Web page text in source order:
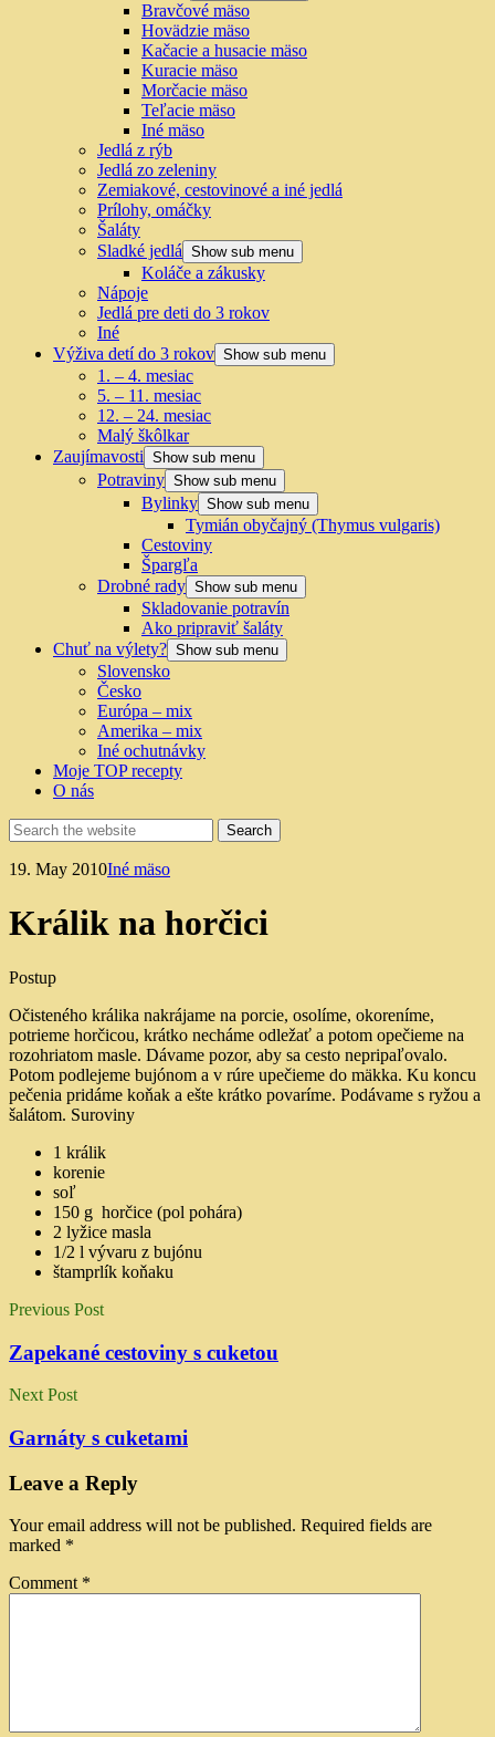
Bravčové mäso
Hovädzie mäso
Kačacie a husacie mäso
Kuracie mäso
Morčacie mäso
Teľacie mäso
Iné mäso
Jedlá z rýb
Jedlá zo zeleniny
Zemiakové, cestovinové a iné jedlá
Prílohy, omáčky
Šaláty
Sladké jedlá Show sub menu
Koláče a zákusky
Nápoje
Jedlá pre deti do 3 rokov
Iné
Výživa detí do 3 rokov Show sub menu
1. – 4. mesiac
5. – 11. mesiac
12. – 24. mesiac
Malý škôlkar
Zaujímavosti Show sub menu
Potraviny Show sub menu
Bylinky Show sub menu
Tymián obyčajný (Thymus vulgaris)
Cestoviny
Špargľa
Drobné rady Show sub menu
Skladovanie potravín
Ako pripraviť šaláty
Chuť na výlety? Show sub menu
Slovensko
Česko
Európa – mix
Amerika – mix
Iné ochutnávky
Moje TOP recepty
O nás
19. May 2010Iné mäso
Králik na horčici
Postup
Očisteného králika nakrájame na porcie, osolíme, okoreníme,
potrieme horčicou, krátko necháme odležať a potom opečieme na
rozohriatom masle. Dávame pozor, aby sa cesto nepripaľovalo.
Potom podlejeme bujónom a v rúre upečieme do mäkka. Ku koncu
pečenia pridáme koňak a ešte krátko povaríme. Podávame s ryžou a
šalátom. Suroviny
1 králik
korenie
soľ
150 g horčice (pol pohára)
2 lyžice masla
1/2 l vývaru z bujónu
štamprlík koňaku
Previous Post
Zapekané cestoviny s cuketou
Next Post
Garnáty s cuketami
Leave a Reply
Your email address will not be published. Required fields are
marked *
Comment *